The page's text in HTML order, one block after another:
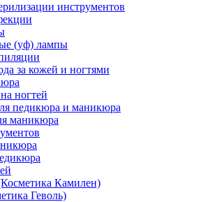
инструментов
(уф) лампы
за кожей и ногтями
ногтей
педикюра и маникюра
маникюра
Камилен)
Геволь)